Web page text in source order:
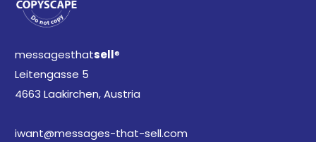
messagesthatsell®
Leitengasse 5
4663 Laakirchen, Austria
iwant@messages-that-sell.com